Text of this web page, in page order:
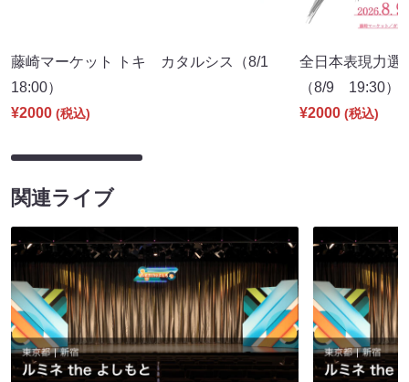
藤崎マーケット トキ カタルシス（8/1
18:00）
¥2000 (税込)
全日本表現力選
（8/9 19:30）
¥2000 (税込)
関連ライブ